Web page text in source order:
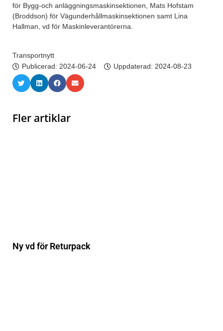
för Bygg-och anläggningsmaskinsektionen, Mats Hofstam
(Broddson) för Vägunderhållmaskinsektionen samt Lina
Hallman, vd för Maskinleverantörerna.
Transportnytt
Publicerad: 2024-06-24 Uppdaterad: 2024-08-23
Fler artiklar
Ny vd för Returpack